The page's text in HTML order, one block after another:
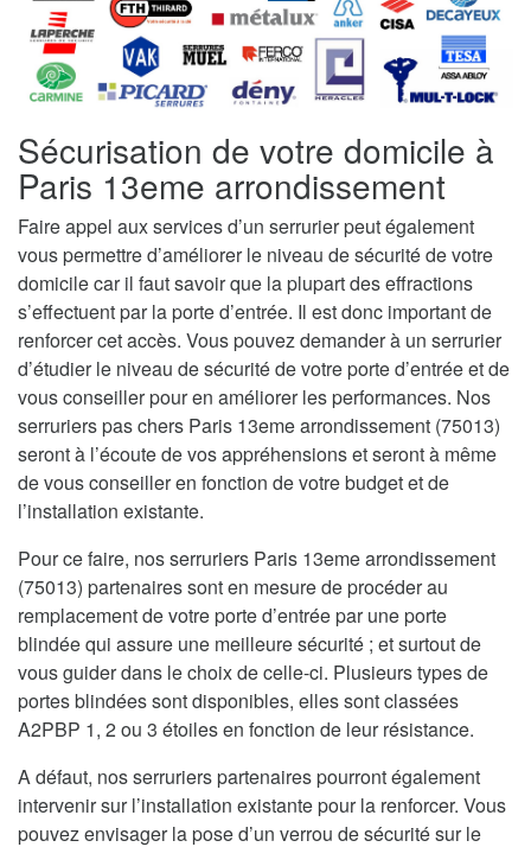
Sécurisation de votre domicile à
Paris 13eme arrondissement
Faire appel aux services d’un serrurier peut également
vous permettre d’améliorer le niveau de sécurité de votre
domicile car il faut savoir que la plupart des effractions
s’effectuent par la porte d’entrée. Il est donc important de
renforcer cet accès. Vous pouvez demander à un serrurier
d’étudier le niveau de sécurité de votre porte d’entrée et de
vous conseiller pour en améliorer les performances. Nos
serruriers pas chers Paris 13eme arrondissement (75013)
seront à l’écoute de vos appréhensions et seront à même
de vous conseiller en fonction de votre budget et de
l’installation existante.
Pour ce faire, nos serruriers Paris 13eme arrondissement
(75013) partenaires sont en mesure de procéder au
remplacement de votre porte d’entrée par une porte
blindée qui assure une meilleure sécurité ; et surtout de
vous guider dans le choix de celle-ci. Plusieurs types de
portes blindées sont disponibles, elles sont classées
A2PBP 1, 2 ou 3 étoiles en fonction de leur résistance.
A défaut, nos serruriers partenaires pourront également
intervenir sur l’installation existante pour la renforcer. Vous
pouvez envisager la pose d’un verrou de sécurité sur le